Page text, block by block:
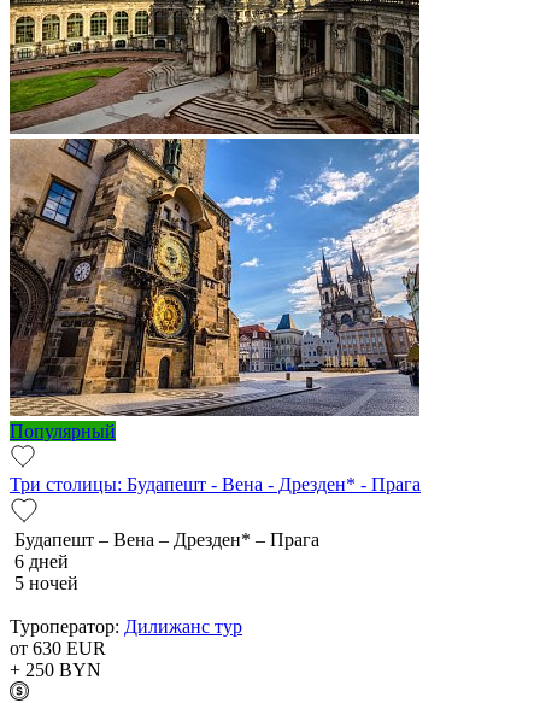
Популярный
Три столицы: Будапешт - Вена - Дрезден* - Прага
Будапешт – Вена – Дрезден* – Прага
6 дней
5 ночей
Туроператор: Дилижанс тур
от 630 EUR
+ 250 BYN